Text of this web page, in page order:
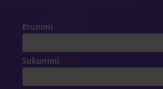
Etunimi
Sukunimi